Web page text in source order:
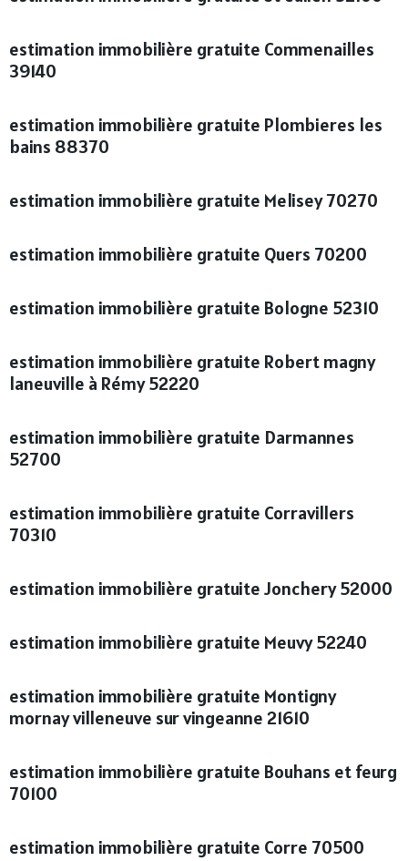
estimation immobilière gratuite Commenailles
39140
estimation immobilière gratuite Plombieres les
bains 88370
estimation immobilière gratuite Melisey 70270
estimation immobilière gratuite Quers 70200
estimation immobilière gratuite Bologne 52310
estimation immobilière gratuite Robert magny
laneuville à Rémy 52220
estimation immobilière gratuite Darmannes
52700
estimation immobilière gratuite Corravillers
70310
estimation immobilière gratuite Jonchery 52000
estimation immobilière gratuite Meuvy 52240
estimation immobilière gratuite Montigny
mornay villeneuve sur vingeanne 21610
estimation immobilière gratuite Bouhans et feurg
70100
estimation immobilière gratuite Corre 70500